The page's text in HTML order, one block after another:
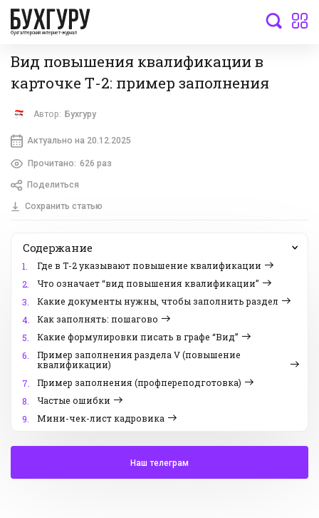
бухгалтерский интернет-журнал
Вид повышения квалификации в
карточке Т-2: пример заполнения
Автор: Бухгуру
Актуально на 20.12.2025
Прочитано: 626 раз
Поделиться
Сохранить статью
Содержание
1.
Где в Т-2 указывают повышение квалификации
2.
Что означает “вид повышения квалификации”
3.
Какие документы нужны, чтобы заполнить раздел
4.
Как заполнять: пошагово
5.
Какие формулировки писать в графе “Вид”
6.
Пример заполнения раздела V (повышение
квалификации)
7.
Пример заполнения (профпереподготовка)
8.
Частые ошибки
9.
Мини-чек-лист кадровика
Наш телеграм